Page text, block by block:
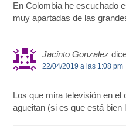
En Colombia he escuchado
muy apartadas de las
Jacinto Gonzalez
22/04/2019 a las 1:08 pm
Los que mira televisión en el
agueitan (si es que está bien